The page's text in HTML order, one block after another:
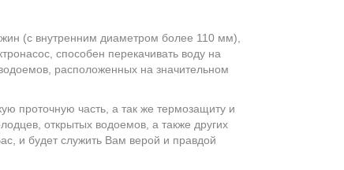
(с внутренним диаметром более 110 мм),
способен перекачивать воду на
расположенных на значительном
проточную часть, а так же термозащиту и
открытых водоемов, а также других
и будет служить Вам верой и правдой